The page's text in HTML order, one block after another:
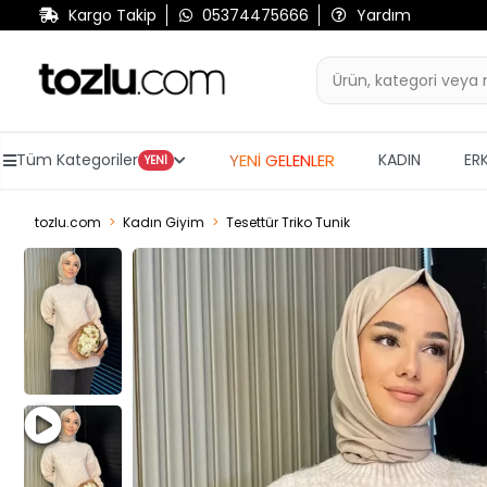
Kargo Takip 05374475666 Yardım
Tüm Kategoriler YENİ YENİ GELENLER KADIN
tozlu.com Kadın Giyim Tesettür Triko Tunik